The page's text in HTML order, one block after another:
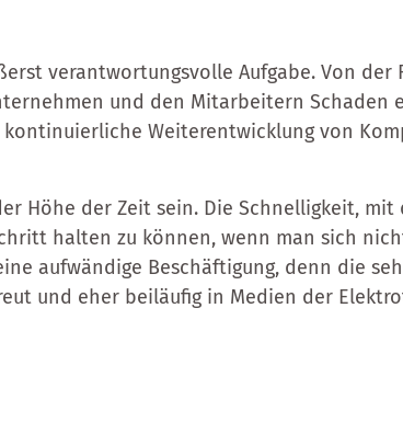
verantwortungsvolle Aufgabe. Von der
und den Mitarbeitern Schaden
Weiterentwicklung von
Höhe der Zeit sein. Die Schnelligkeit, mit
halten zu können, wenn man sich
aufwändige Beschäftigung, denn die
und eher beiläufig in Medien der